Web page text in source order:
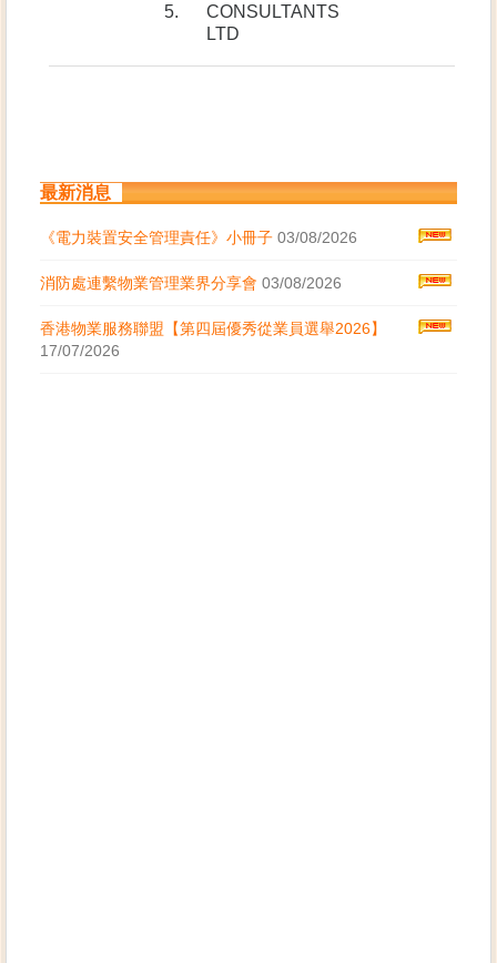
5.
CONSULTANTS
LTD
最新消息
《電力裝置安全管理責任》小冊子 03/08/2026
消防處連繫物業管理業界分享會 03/08/2026
香港物業服務聯盟【第四屆優秀從業員選舉2026】
17/07/2026